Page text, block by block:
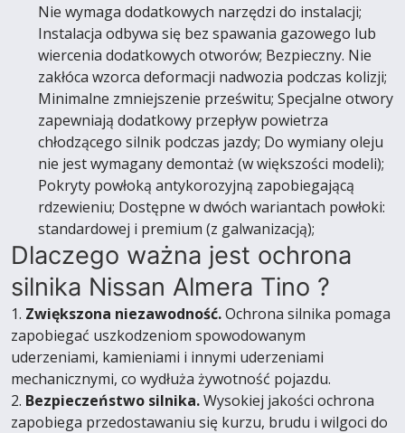
Nie wymaga dodatkowych narzędzi do instalacji;
Instalacja odbywa się bez spawania gazowego lub
wiercenia dodatkowych otworów; Bezpieczny. Nie
zakłóca wzorca deformacji nadwozia podczas kolizji;
Minimalne zmniejszenie prześwitu; Specjalne otwory
zapewniają dodatkowy przepływ powietrza
chłodzącego silnik podczas jazdy; Do wymiany oleju
nie jest wymagany demontaż (w większości modeli);
Pokryty powłoką antykorozyjną zapobiegającą
rdzewieniu; Dostępne w dwóch wariantach powłoki:
standardowej i premium (z galwanizacją);
Dlaczego ważna jest ochrona
silnika Nissan Almera Tino ?
1. Zwiększona niezawodność.Ochrona silnika pomaga
zapobiegać uszkodzeniom spowodowanym
uderzeniami, kamieniami i innymi uderzeniami
mechanicznymi, co wydłuża żywotność pojazdu.
2. Bezpieczeństwo silnika.Wysokiej jakości ochrona
zapobiega przedostawaniu się kurzu, brudu i wilgoci do